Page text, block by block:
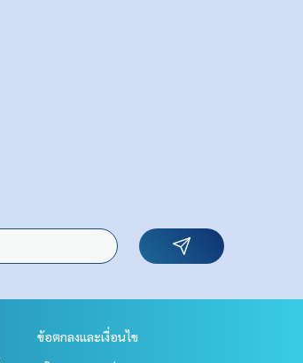
ข้อตกลงและเงื่อนไข